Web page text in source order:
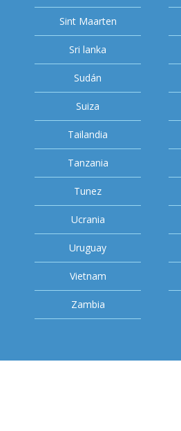
Sint Maarten
Sri lanka
Sudán
Suiza
Tailandia
Tanzania
Tunez
Ucrania
Uruguay
Vietnam
Zambia